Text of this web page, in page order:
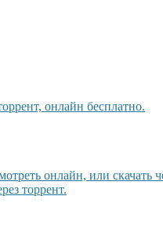
онлайн бесплатно.
онлайн, или скачать
торрент.